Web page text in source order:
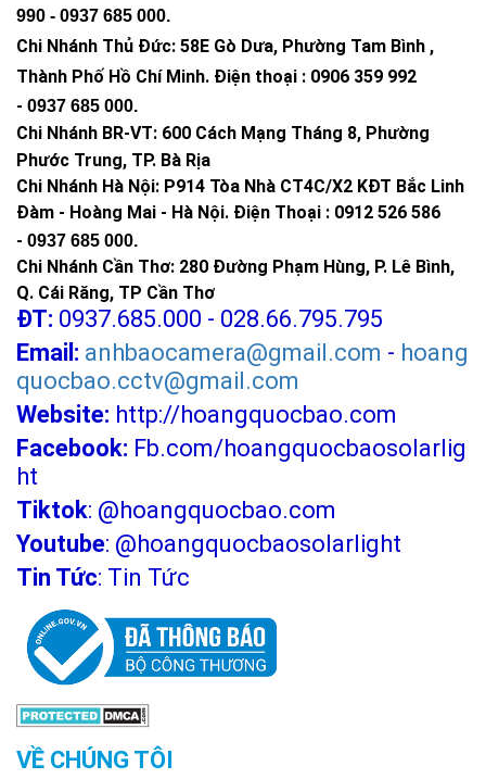
990 - 0937 685 000.
Chi Nhánh Thủ Đức: 58E Gò Dưa, Phường Tam Bình ,
Thành Phố Hồ Chí Minh. Điện thoại : 0906 359 992
- 0937 685 000.
Chi Nhánh BR-VT: 600 Cách Mạng Tháng 8, Phường
Phước Trung, TP. Bà Rịa
Chi Nhánh Hà Nội: P914 Tòa Nhà CT4C/X2 KĐT Bắc Linh
Đàm - Hoàng Mai - Hà Nội. Điện Thoại : 0912 526 586
- 0937 685 000.
Chi Nhánh Cần Thơ: 280 Đường Phạm Hùng, P. Lê Bình,
Q. Cái Răng, TP Cần Thơ
ĐT: 0937.685.000 - 028.66.795.795
Email: anhbaocamera@gmail.com - hoang
quocbao.cctv@gmail.com
Website: http://hoangquocbao.com
Facebook: Fb.com/hoangquocbaosolarlig
ht
Tiktok: @hoangquocbao.com
Youtube: @hoangquocbaosolarlight
Tin Tức: Tin Tức
VỀ CHÚNG TÔI